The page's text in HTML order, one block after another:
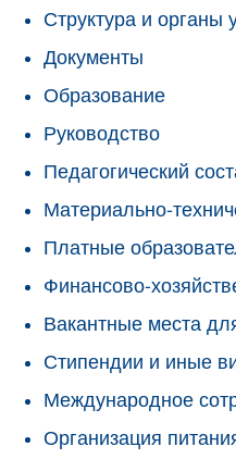
Структура и органы
Документы
Образование
Руководство
Педагогический
Материально-
Платные
Финансово-
Вакантные места
Стипендии и иные
Международное
Организация